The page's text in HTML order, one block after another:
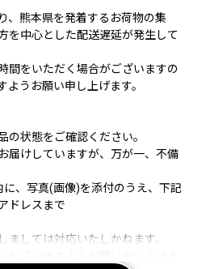
、熊本県を発着するお荷物の集
を中心とした配送遅延が発生して
間をいただく場合がございますの
ようお願い申し上げます。
の状態をご確認ください。
届けしていますが、万が一、不備
、写真(画像)を添付のうえ、下記
ドレスまで
ましては対応いたしかねます。